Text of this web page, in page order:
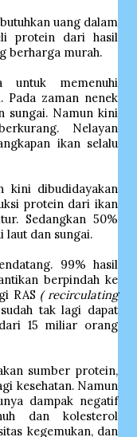
uang dalam
protein dari hasil
berharga murah.
untuk memenuhi
Pada zaman nenek
sungai. Namun kini
Nelayan
ikan selalu
kini dibudidayakan
protein dari ikan
Sedangkan 50%
laut dan sungai.
99% hasil
berpindah ke
RAS ( recirculating
tak lagi dapat
15 miliar orang
sumber protein,
kesehatan. Namun
dampak negatif
dan kolesterol
kegemukan, dan